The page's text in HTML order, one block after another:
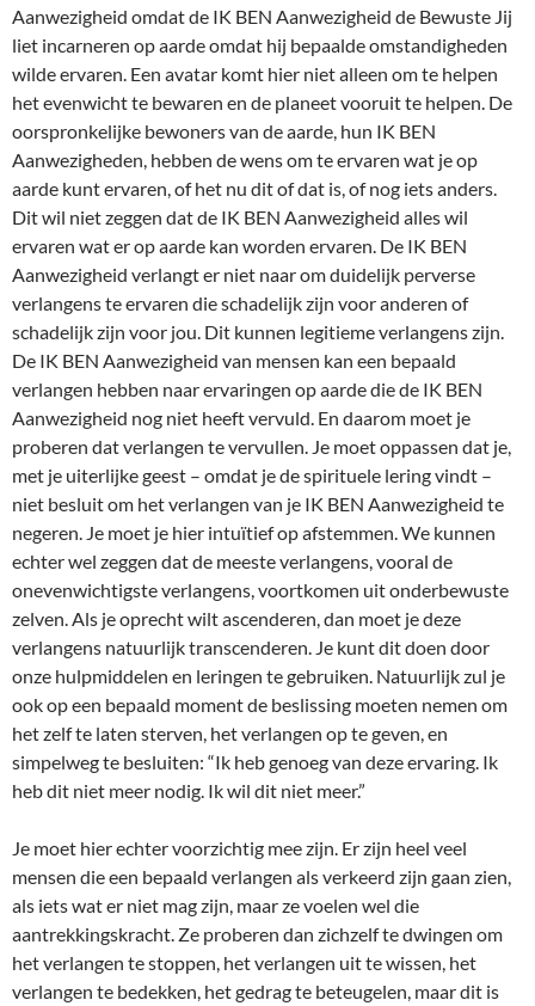
Aanwezigheid omdat de IK BEN Aanwezigheid de Bewuste Jij
liet incarneren op aarde omdat hij bepaalde omstandigheden
wilde ervaren. Een avatar komt hier niet alleen om te helpen
het evenwicht te bewaren en de planeet vooruit te helpen. De
oorspronkelijke bewoners van de aarde, hun IK BEN
Aanwezigheden, hebben de wens om te ervaren wat je op
aarde kunt ervaren, of het nu dit of dat is, of nog iets anders.
Dit wil niet zeggen dat de IK BEN Aanwezigheid alles wil
ervaren wat er op aarde kan worden ervaren. De IK BEN
Aanwezigheid verlangt er niet naar om duidelijk perverse
verlangens te ervaren die schadelijk zijn voor anderen of
schadelijk zijn voor jou. Dit kunnen legitieme verlangens zijn.
De IK BEN Aanwezigheid van mensen kan een bepaald
verlangen hebben naar ervaringen op aarde die de IK BEN
Aanwezigheid nog niet heeft vervuld. En daarom moet je
proberen dat verlangen te vervullen. Je moet oppassen dat je,
met je uiterlijke geest – omdat je de spirituele lering vindt –
niet besluit om het verlangen van je IK BEN Aanwezigheid te
negeren. Je moet je hier intuïtief op afstemmen. We kunnen
echter wel zeggen dat de meeste verlangens, vooral de
onevenwichtigste verlangens, voortkomen uit onderbewuste
zelven. Als je oprecht wilt ascenderen, dan moet je deze
verlangens natuurlijk transcenderen. Je kunt dit doen door
onze hulpmiddelen en leringen te gebruiken. Natuurlijk zul je
ook op een bepaald moment de beslissing moeten nemen om
het zelf te laten sterven, het verlangen op te geven, en
simpelweg te besluiten: “Ik heb genoeg van deze ervaring. Ik
heb dit niet meer nodig. Ik wil dit niet meer.”
Je moet hier echter voorzichtig mee zijn. Er zijn heel veel
mensen die een bepaald verlangen als verkeerd zijn gaan zien,
als iets wat er niet mag zijn, maar ze voelen wel die
aantrekkingskracht. Ze proberen dan zichzelf te dwingen om
het verlangen te stoppen, het verlangen uit te wissen, het
verlangen te bedekken, het gedrag te beteugelen, maar dit is